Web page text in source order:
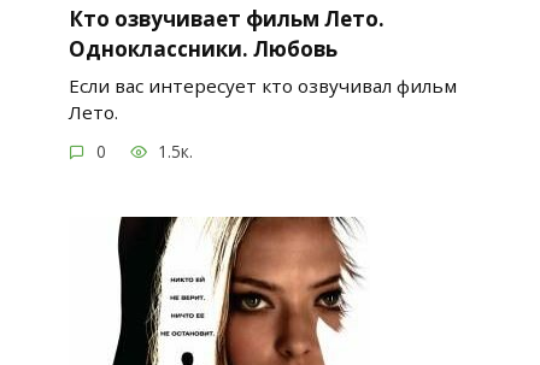
Кто озвучивает фильм Лето.
Одноклассники. Любовь
Если вас интересует кто озвучивал фильм
Лето.
0 1.5к.